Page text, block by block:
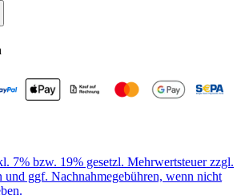
7% bzw. 19% gesetzl. Mehrwertsteuer zzgl.
und ggf. Nachnahmegebühren, wenn nicht